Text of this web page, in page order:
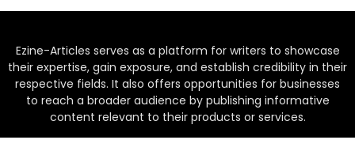
Ezine-Articles serves as a platform for writers to showcase
their expertise, gain exposure, and establish credibility in their
respective fields. It also offers opportunities for businesses
to reach a broader audience by publishing informative
content relevant to their products or services.